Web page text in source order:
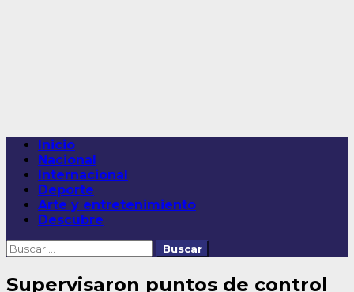
Menú
principal
Inicio
Nacional
Internacional
Deporte
Arte y entretenimiento
Descubre
Buscar:
Supervisaron puntos de control